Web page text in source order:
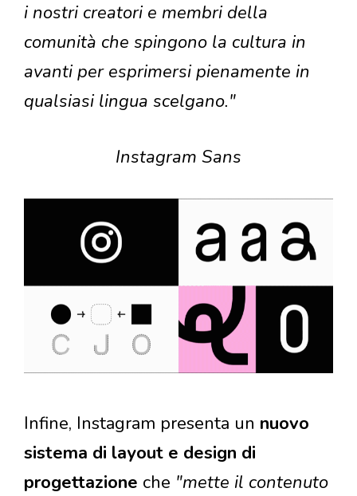
i nostri creatori e membri della
comunità che spingono la cultura in
avanti per esprimersi pienamente in
qualsiasi lingua scelgano."
Instagram Sans
Infine, Instagram presenta un nuovo
sistema di layout e design di
progettazione che "mette il contenuto